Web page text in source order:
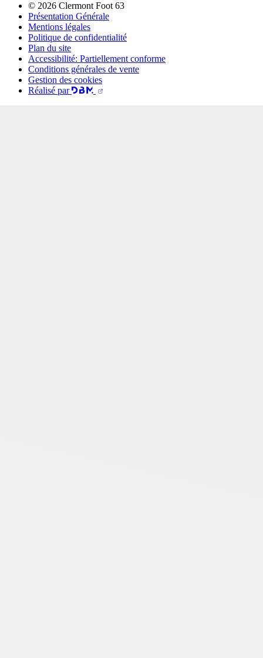
© 2026 Clermont Foot 63
Présentation Générale
Mentions légales
Politique de confidentialité
Plan du site
Accessibilité: Partiellement conforme
Conditions générales de vente
Gestion des cookies
Réalisé par